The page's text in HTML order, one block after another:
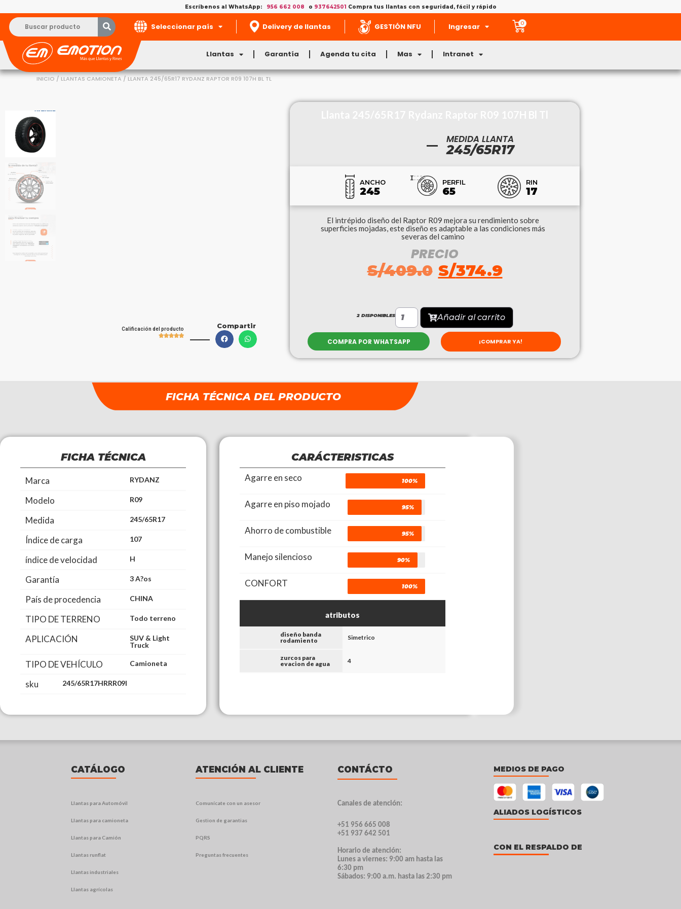
Escríbenos al WhatsApp: 956 662 008 o 937642501 Compra tus llantas con seguridad, fácil y rápido
Seleccionar país Delivery de llantas GESTIÓN NFU Ingresar 0
Llantas Garantía Agenda tu cita Mas Intranet
INICIO / LLANTAS CAMIONETA / LLANTA 245/65R17 RYDANZ RAPTOR R09 107H BL TL
Calificación del producto

Compartir
MEDIDA LLANTA
245/65R17
ANCHO
245
PERFIL
65
RIN
17
El intrépido diseño del Raptor R09 mejora su rendimiento sobre
superficies mojadas, este diseño es adaptable a las condiciones más
severas del camino
PRECIO
S/409.0 S/374.9
2 DISPONIBLES Añadir al carrito
COMPRA POR WHATSAPP ¡COMPRAR YA!
FICHA TÉCNICA DEL PRODUCTO
FICHA TÉCNICA
Marca RYDANZ
Modelo R09
Medida 245/65R17
Índice de carga 107
índice de velocidad H
Garantía 3 A?os
País de procedencia CHINA
TIPO DE TERRENO Todo terreno
APLICACIÓN
SUV & Light
Truck
TIPO DE VEHÍCULO Camioneta
sku 245/65R17HRRR09I
CARÁCTERISTICAS
Agarre en seco 100%
Agarre en piso mojado 95%
Ahorro de combustible 95%
Manejo silencioso 90%
CONFORT 100%
atributos
diseño banda
rodamiento
Simetrico
zurcos para
evacion de agua
4
CATÁLOGO
Llantas para Automóvil
Llantas para camioneta
Llantas para Camión
Llantas runflat
Llantas industriales
Llantas agrícolas
ATENCIÓN AL CLIENTE
Comunícate con un asesor
Gestion de garantias
PQRS
Preguntas frecuentes
CONTÁCTO
Canales de atención:
+51 956 665 008
+51 937 642 501
Horario de atención:
Lunes a viernes: 9:00 am hasta las
6:30 pm
Sábados: 9:00 a.m. hasta las 2:30 pm
MEDIOS DE PAGO
ALIADOS LOGÍSTICOS
CON EL RESPALDO DE